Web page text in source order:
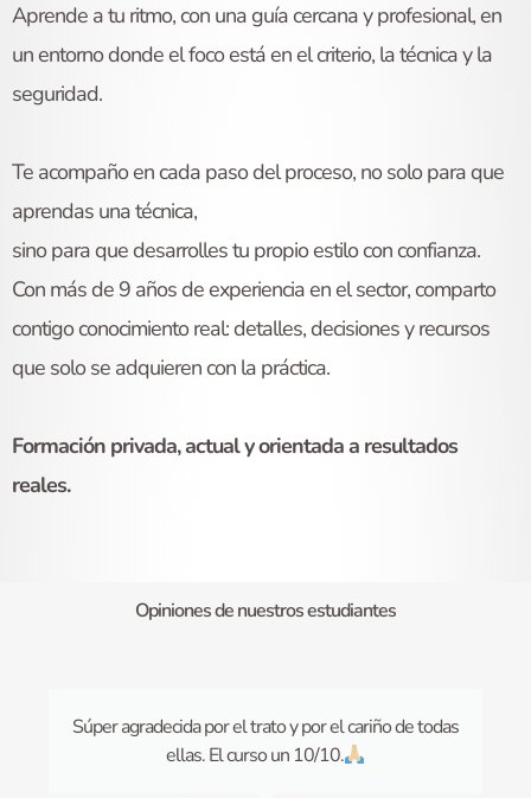
Aprende a tu ritmo, con una guía cercana y profesional, en
un entorno donde el foco está en el criterio, la técnica y la
seguridad.
Te acompaño en cada paso del proceso, no solo para que
aprendas una técnica,
sino para que desarrolles tu propio estilo con confianza.
Con más de 9 años de experiencia en el sector, comparto
contigo conocimiento real: detalles, decisiones y recursos
que solo se adquieren con la práctica.
Formación privada, actual y orientada a resultados
reales.
Barcelona y Sabadell
Opiniones de nuestros estudiantes
Súper agradecida por el trato y por el cariño de todas
ellas. El curso un 10/10.